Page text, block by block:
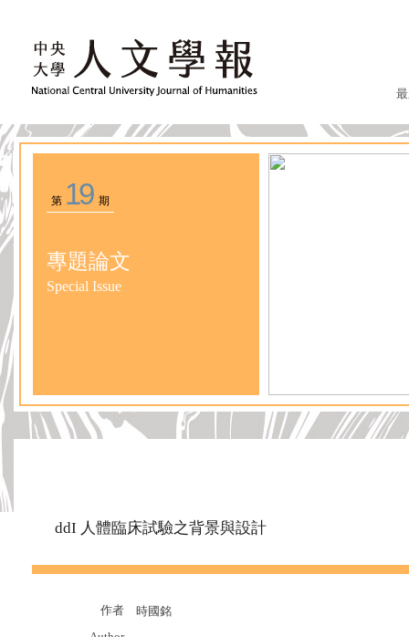
第 19期
專題論文
Special Issue
ddI 人體臨床試驗之背景與設計
作者
時國銘